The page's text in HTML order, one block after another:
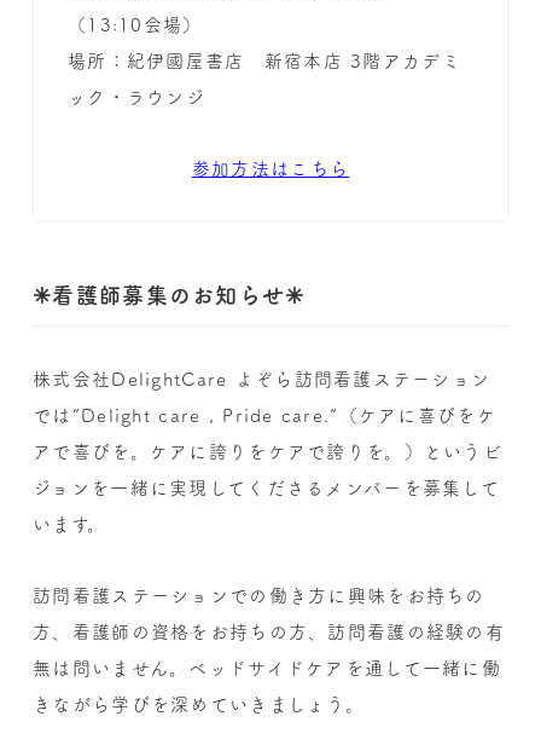
（13:10会場）
場所：紀伊國屋書店 新宿本店 3階アカデミ
ック・ラウンジ
参加方法はこちら
✳︎看護師募集のお知らせ✳︎
株式会社DelightCare よぞら訪問看護ステーション
では”Delight care , Pride care.”（ケアに喜びをケ
アで喜びを。ケアに誇りをケアで誇りを。）というビ
ジョンを一緒に実現してくださるメンバーを募集して
います。
訪問看護ステーションでの働き方に興味をお持ちの
方、看護師の資格をお持ちの方、訪問看護の経験の有
無は問いません。ベッドサイドケアを通して一緒に働
きながら学びを深めていきましょう。